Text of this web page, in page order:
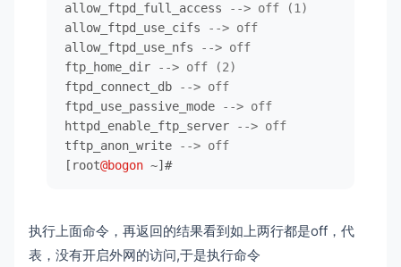
allow_ftpd_full_access
--> off (1)
allow_ftpd_use_cifs
--> off
allow_ftpd_use_nfs
--> off
ftp_home_dir
--> off (2)
ftpd_connect_db
--> off
ftpd_use_passive_mode
--> off
httpd_enable_ftp_server
--> off
tftp_anon_write
--> off
[root@bogon ~
执行上面命令，再返回的结果看到如上两行都是off，代
表，没有开启外网的访问,于是执行命令